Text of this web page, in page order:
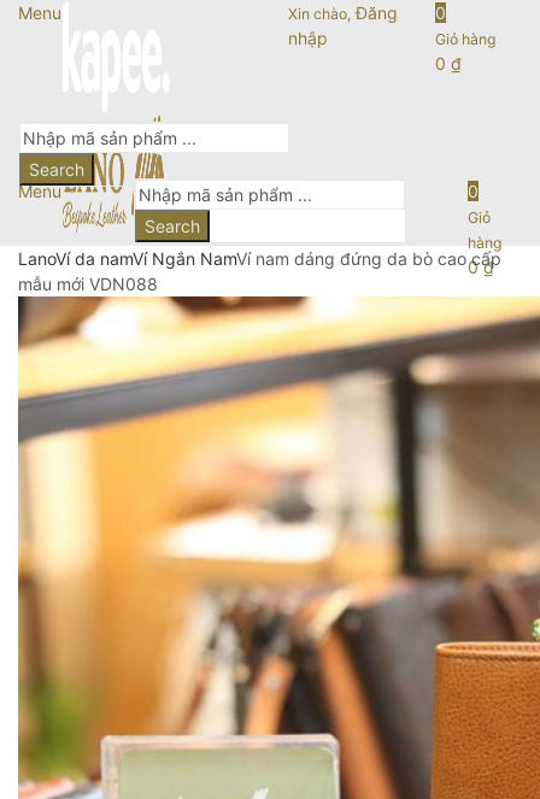
Menu Xin chào, Đăng
nhập
0
Giỏ hàng
0 ₫
Search
Menu
Search
0
Giỏ
hàng
0₫
LanoVí da namVí Ngắn NamVí nam dáng đứng da bò cao cấp
mẫu mới VDN088